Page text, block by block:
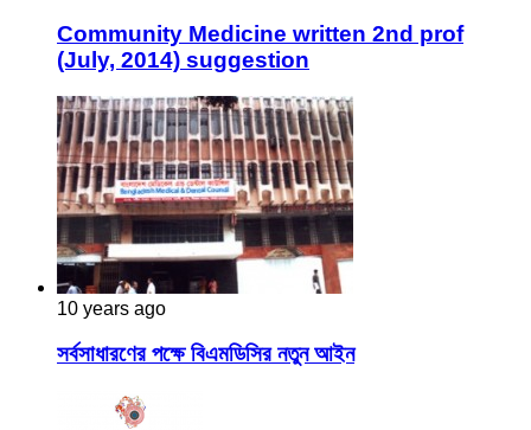
Community Medicine written 2nd prof
(July, 2014) suggestion
10 years ago
সর্বসাধারণের পক্ষে বিএমডিসির নতুন আইন